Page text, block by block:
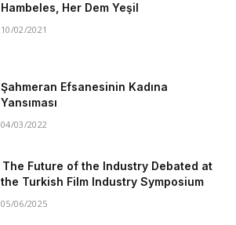
Hambeles, Her Dem Yeşil
10/02/2021
Şahmeran Efsanesinin Kadına
Yansıması
04/03/2022
The Future of the Industry Debated at
the Turkish Film Industry Symposium
05/06/2025